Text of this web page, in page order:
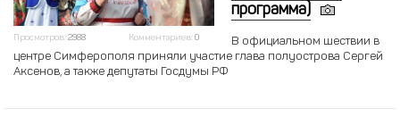
Просмотров: 2988 Комментариев: 0
программа)
В официальном шествии в
центре Симферополя приняли участие глава полуострова Сергей
Аксенов, а также депутаты Госдумы РФ